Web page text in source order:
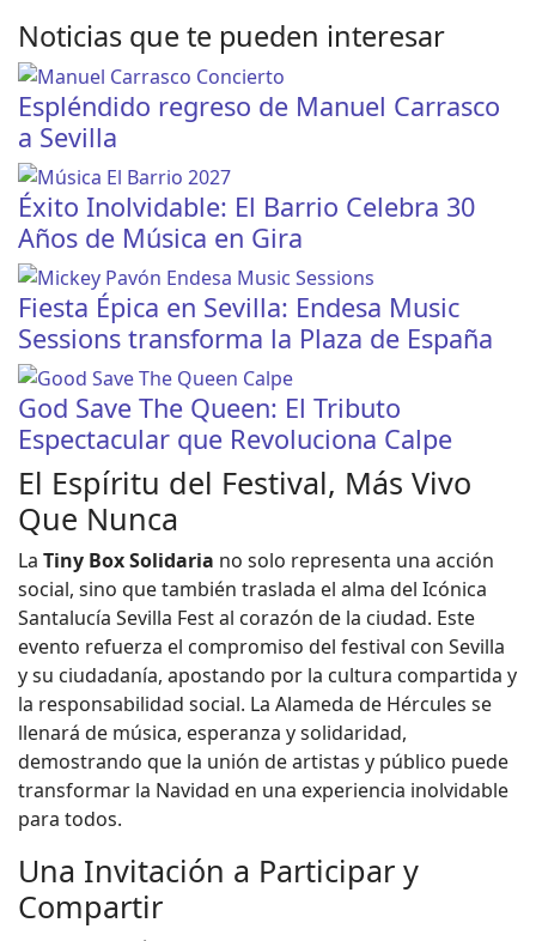
Noticias que te pueden interesar
Espléndido regreso de Manuel Carrasco
a Sevilla
Éxito Inolvidable: El Barrio Celebra 30
Años de Música en Gira
Fiesta Épica en Sevilla: Endesa Music
Sessions transforma la Plaza de España
God Save The Queen: El Tributo
Espectacular que Revoluciona Calpe
El Espíritu del Festival, Más Vivo
Que Nunca
La Tiny Box Solidaria no solo representa una acción
social, sino que también traslada el alma del Icónica
Santalucía Sevilla Fest al corazón de la ciudad. Este
evento refuerza el compromiso del festival con Sevilla
y su ciudadanía, apostando por la cultura compartida y
la responsabilidad social. La Alameda de Hércules se
llenará de música, esperanza y solidaridad,
demostrando que la unión de artistas y público puede
transformar la Navidad en una experiencia inolvidable
para todos.
Una Invitación a Participar y
Compartir